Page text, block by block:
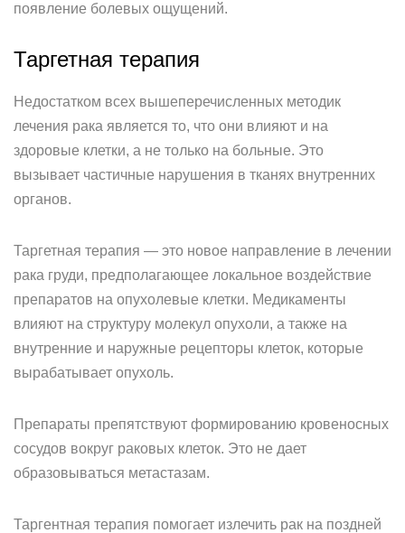
появление болевых ощущений.
Таргетная терапия
Недостатком всех вышеперечисленных методик
лечения рака является то, что они влияют и на
здоровые клетки, а не только на больные. Это
вызывает частичные нарушения в тканях внутренних
органов.
Таргетная терапия — это новое направление в лечении
рака груди, предполагающее локальное воздействие
препаратов на опухолевые клетки. Медикаменты
влияют на структуру молекул опухоли, а также на
внутренние и наружные рецепторы клеток, которые
вырабатывает опухоль.
Препараты препятствуют формированию кровеносных
сосудов вокруг раковых клеток. Это не дает
образовываться метастазам.
Таргентная терапия помогает излечить рак на поздней